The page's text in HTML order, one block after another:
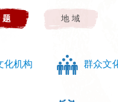
题 地 域
化机构 群众文